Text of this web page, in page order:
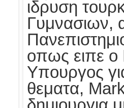
ιδρυση
Γυμνασιων,
οπως ειπε
Υπουργος
θεματα,